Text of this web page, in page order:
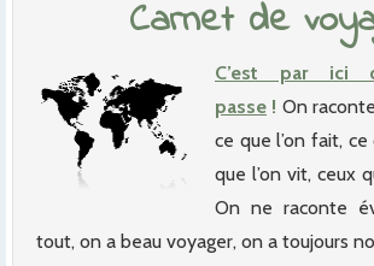
Carnet de
C’est par ici
passe ! On
ce que l’on fait, ce
que l’on vit, ceux
On ne raconte
tout, on a beau voyager, on a toujours